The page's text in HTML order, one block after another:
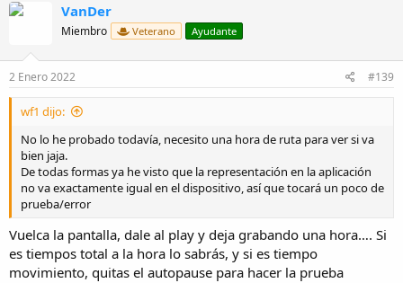
n
s
VanDer
Miembro Veterano Ayudante
2 Enero 2022 #139
wf1 dijo:
No lo he probado todavía, necesito una hora de ruta para ver si va
bien jaja.
De todas formas ya he visto que la representación en la aplicación
no va exactamente igual en el dispositivo, así que tocará un poco de
prueba/error
Vuelca la pantalla, dale al play y deja grabando una hora…. Si
es tiempos total a la hora lo sabrás, y si es tiempo
movimiento, quitas el autopause para hacer la prueba